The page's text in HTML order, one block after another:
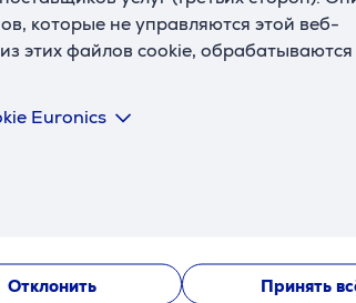
которые не управляются этой веб-
этих файлов cookie, обрабатываются
Euronics
Отклонить Принять
дистанции или забега в приложении
Выберите дистанцию забега, и на
«Бег на стадионе» для записи